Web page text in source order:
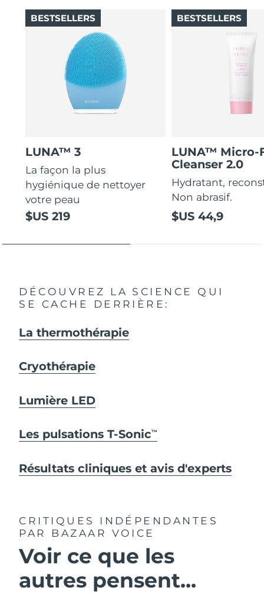
LUNA™ 3
La façon la plus
hygiénique de nettoyer
votre peau
$US 219
BESTSELLERS
LUNA™ Micro-
Cleanser 2.0
Hydratant,
Non abrasif.
$US 44,9
BESTSELLERS
DÉCOUVREZ LA SCIENCE QUI
SE CACHE DERRIÈRE:
La thermothérapie
Cryothérapie
Lumière LED
Les pulsations T-SonicTM
Résultats cliniques et avis d'experts
CRITIQUES INDÉPENDANTES
PAR BAZAAR VOICE
Voir ce que les
autres pensent...